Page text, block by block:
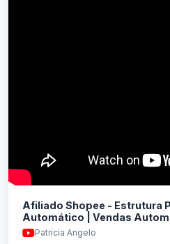
Afiliado Shopee - Estrutura
Automático | Vendas
Patricia Angelo